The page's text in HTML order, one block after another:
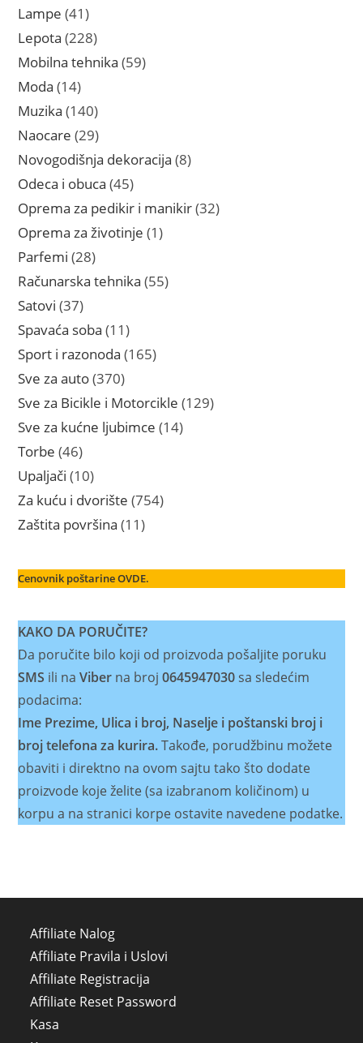
Lampe 4141
proizvod
Lepota 228228
proizvoda
Mobilna tehnika 5959
Moda 1414
proizvoda
Muzika 140140
proizvoda
Naocare 2929
proizvoda
Novogodišnja dekoracija 88
Odeca i obuca 4545
proizvoda
Oprema za pedikir i manikir 3232
Oprema za životinje 11
Parfemi 2828
proizvoda
Računarska tehnika 5555
Satovi 3737
proizvoda
Spavaća soba 1111
proizvoda
Sport i razonoda 165165
Sve za auto 370370
proizvoda
Sve za Bicikle i Motorcikle 129129
Sve za kućne ljubimce 1414
Torbe 4646
proizvoda
Upaljači 1010
proizvoda
Za kuću i dvorište 754754
Zaštita površina 1111
Cenovnik poštarine OVDE.
KAKO DA PORUČITE?
Da poručite bilo koji od proizvoda pošaljite poruku
SMS ili naViber na broj0645947030sa sledećim
podacima:
Ime Prezime, Ulica i broj, Naselje i poštanski broj i
broj telefona za kurira.Takođe, porudžbinu možete
obaviti i direktno na ovom sajtu tako što dodate
proizvode koje želite (sa izabranom količinom) u
korpu a na stranici korpe ostavite navedene podatke.
Affiliate Nalog
Affiliate Pravila i Uslovi
Affiliate Registracija
Affiliate Reset Password
Kasa